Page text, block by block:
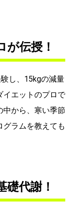
が伝授！
し、15kgの減量
イエットのプロで
中から、寒い季節
ラムを教えても
代謝！